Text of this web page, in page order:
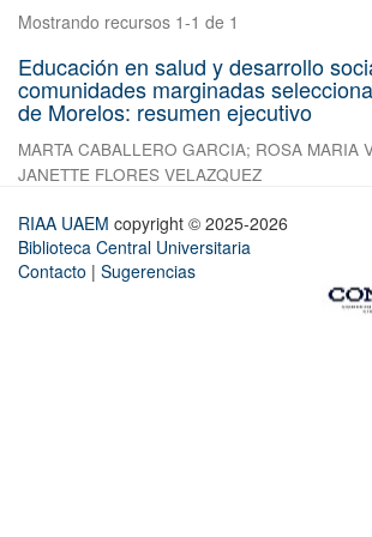
Mostrando recursos 1-1 de 1
Educación en salud y desarrollo
comunidades marginadas
de Morelos: resumen ejecutivo
MARTA CABALLERO GARCIA; ROSA MARIA
JANETTE FLORES VELAZQUEZ
RIAA UAEM copyright © 2025-2026
Biblioteca Central Universitaria
Contacto | Sugerencias